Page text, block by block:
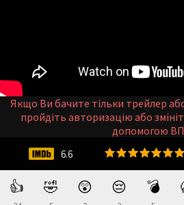
👍 🤣 😲 😔 💣
6.6
Якщо Ви бачите тільки трейлер
пройдіть авторизацію або
допомогою